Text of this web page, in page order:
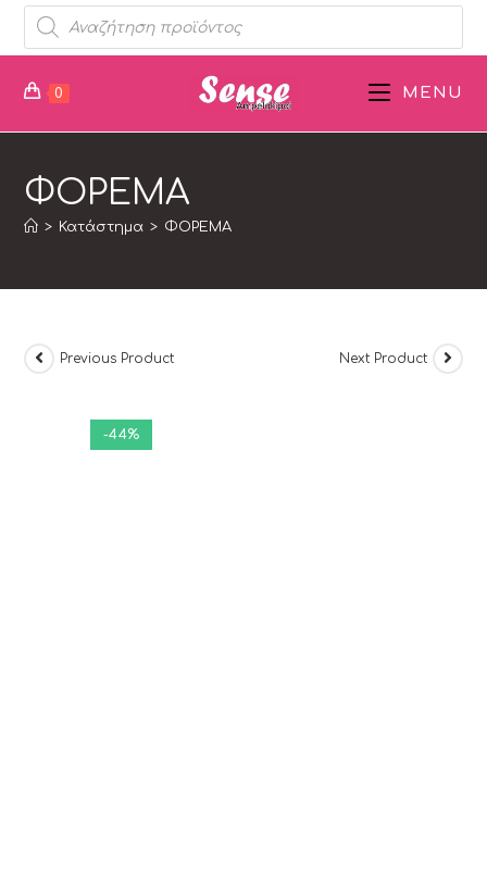
0 MENU
ΦΟΡΕΜΑ
> Κατάστημα > ΦΟΡΕΜΑ
-44%
Previous Product Next Product